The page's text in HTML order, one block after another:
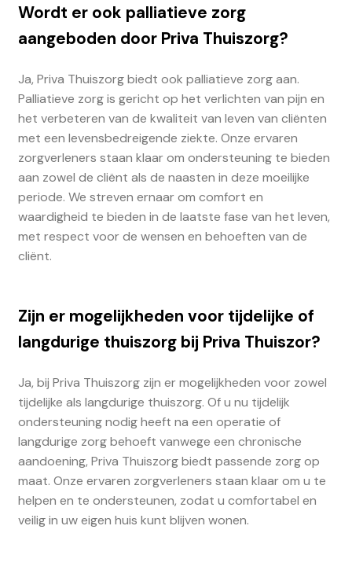
Wordt er ook palliatieve zorg
aangeboden door Priva Thuiszorg?
Ja, Priva Thuiszorg biedt ook palliatieve zorg aan.
Palliatieve zorg is gericht op het verlichten van pijn en
het verbeteren van de kwaliteit van leven van cliënten
met een levensbedreigende ziekte. Onze ervaren
zorgverleners staan klaar om ondersteuning te bieden
aan zowel de cliënt als de naasten in deze moeilijke
periode. We streven ernaar om comfort en
waardigheid te bieden in de laatste fase van het leven,
met respect voor de wensen en behoeften van de
cliënt.
Zijn er mogelijkheden voor tijdelijke of
langdurige thuiszorg bij Priva Thuiszor?
Ja, bij Priva Thuiszorg zijn er mogelijkheden voor zowel
tijdelijke als langdurige thuiszorg. Of u nu tijdelijk
ondersteuning nodig heeft na een operatie of
langdurige zorg behoeft vanwege een chronische
aandoening, Priva Thuiszorg biedt passende zorg op
maat. Onze ervaren zorgverleners staan klaar om u te
helpen en te ondersteunen, zodat u comfortabel en
veilig in uw eigen huis kunt blijven wonen.